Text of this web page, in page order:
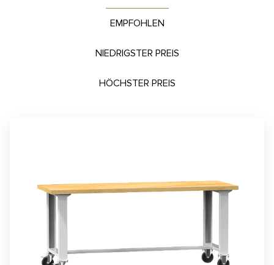
EMPFOHLEN
NIEDRIGSTER PREIS
HÖCHSTER PREIS